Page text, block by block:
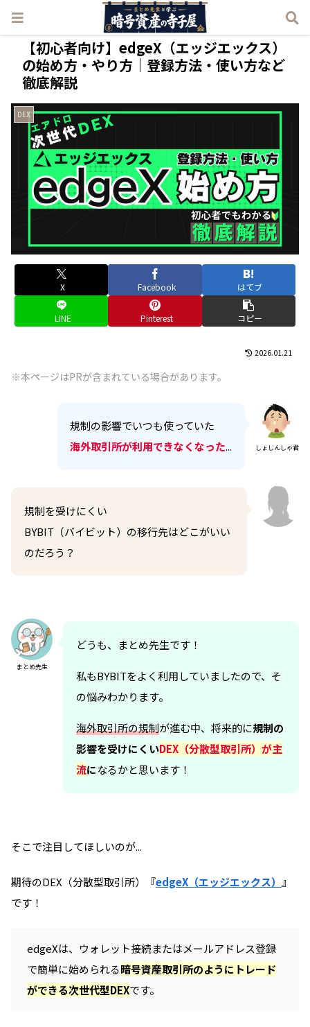
【初心者向け】edgeX（エッジエックス）
の始め方・やり方｜登録方法・使い方など
徹底解説
DEX
X Facebook はてブ
LINE Pinterest コピー
2026.01.21
※本ページはPRが含まれている場合があります。
しょしんしゃ君
規制の影響でいつも使っていた
海外取引所が利用できなくなった...
規制を受けにくい
BYBIT（バイビット）の移行先はどこがいい
のだろう？
まとめ先生
どうも、まとめ先生です！
私もBYBITをよく利用していましたので、そ
の悩みわかります。
海外取引所の規制が進む中、将来的に規制の
影響を受けにくいDEX（分散型取引所）が主
流になるかと思います！
そこで注目してほしいのが...
期待のDEX（分散型取引所）『edgeX（エッジエックス）
』
です！
edgeXは、ウォレット接続またはメールアドレス登録
で簡単に始められる暗号資産取引所のようにトレード
ができる次世代型DEXです。